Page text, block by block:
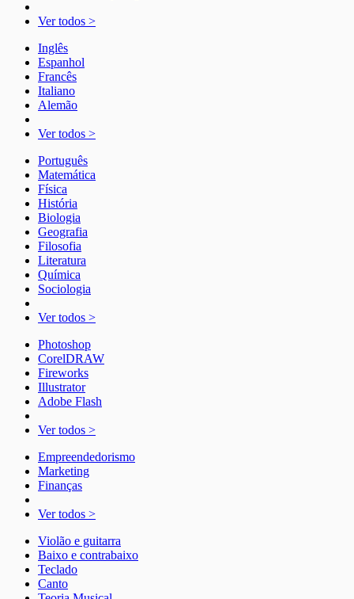
Ver todos >
Inglês
Espanhol
Francês
Italiano
Alemão
Ver todos >
Português
Matemática
Física
História
Biologia
Geografia
Filosofia
Literatura
Química
Sociologia
Ver todos >
Photoshop
CorelDRAW
Fireworks
Illustrator
Adobe Flash
Ver todos >
Empreendedorismo
Marketing
Finanças
Ver todos >
Violão e guitarra
Baixo e contrabaixo
Teclado
Canto